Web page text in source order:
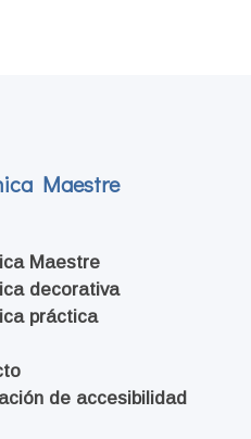
Maestre
Maestre
decorativa
práctica
de accesibilidad